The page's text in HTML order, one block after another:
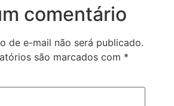
comentário
de e-mail não será publicado.
são marcados com *